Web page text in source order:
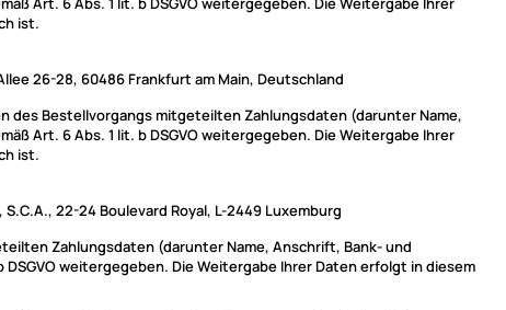
ist.
26-28, 60486 Frankfurt am Main, Deutschland
des Bestellvorgangs mitgeteilten Zahlungsdaten (darunter Name,
Art. 6 Abs. 1 lit. b DSGVO weitergegeben. Die Weitergabe Ihrer
ist.
22-24 Boulevard Royal, L-2449 Luxemburg
Zahlungsdaten (darunter Name, Anschrift, Bank- und
weitergegeben. Die Weitergabe Ihrer Daten erfolgt in diesem